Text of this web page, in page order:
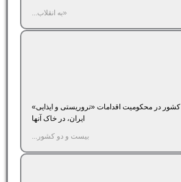
«به انقلاب...
بیانیۀ مشترک ۲۲ کشور در محکومیت اقدامات «تروریستی و ایذایی»
ایران، در خاک آنها
بیست و دو کشور...